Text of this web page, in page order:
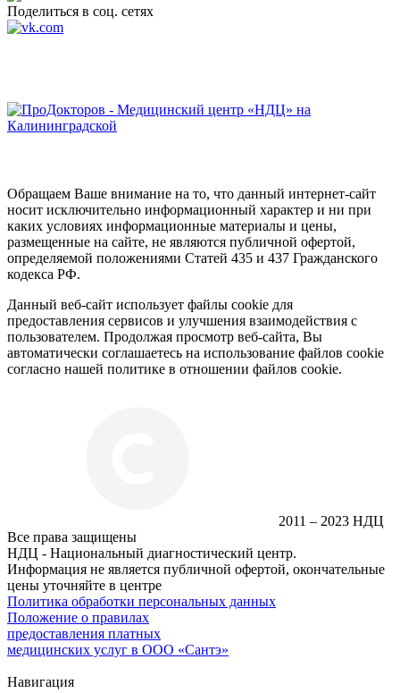
Поделиться в соц. сетях
Обращаем Ваше внимание на то, что данный интернет-сайт
носит исключительно информационный характер и ни при
каких условиях информационные материалы и цены,
размещенные на сайте, не являются публичной офертой,
определяемой положениями Статей 435 и 437 Гражданского
кодекса РФ.
Данный веб-сайт использует файлы cookie для
предоставления сервисов и улучшения взаимодействия с
пользователем. Продолжая просмотр веб-сайта, Вы
автоматически соглашаетесь на использование файлов cookie
согласно нашей политике в отношении файлов cookie.
2011 – 2023 НДЦ
Все права защищены
НДЦ - Национальный диагностический центр.
Информация не является публичной офертой, окончательные
цены уточняйте в центре
Политика обработки персональных данных
Положение о правилах
предоставления платных
медицинских услуг в ООО «Сантэ»
Навигация